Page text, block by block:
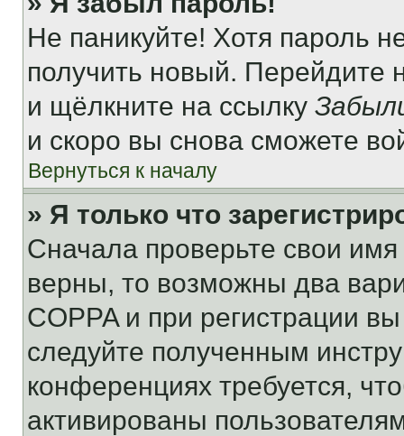
Не паникуйте! Хотя пароль
получить новый. Перейдите
и щёлкните на ссылку
и скоро вы снова сможете
Вернуться к началу
» Я только что
Сначала проверьте свои
верны, то возможны два
COPPA и при регистрации
следуйте полученным
конференциях требуется,
активированы